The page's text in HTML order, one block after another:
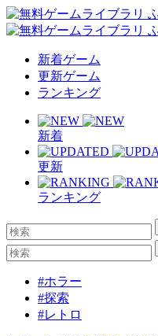
新着ゲーム
更新ゲーム
ランキング
新着
更新
ランキング
#ホラー
#探索
#レトロ